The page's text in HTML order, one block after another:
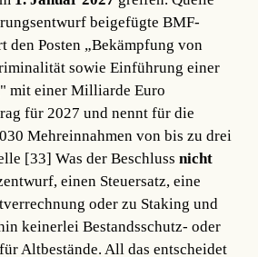
beigefügte BMF-
den Posten „Bekämpfung von
sowie Einführung einer
mit einer Milliarde Euro
für 2027 und nennt für die
Mehreinnahmen von bis zu drei
[33] Was der Beschlussnicht
einen Steuersatz, eine
oder zu Staking und
keinerlei Bestandsschutz- oder
Altbestände. All das entscheidet